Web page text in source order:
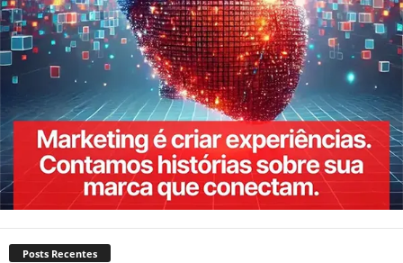
Posts Recentes